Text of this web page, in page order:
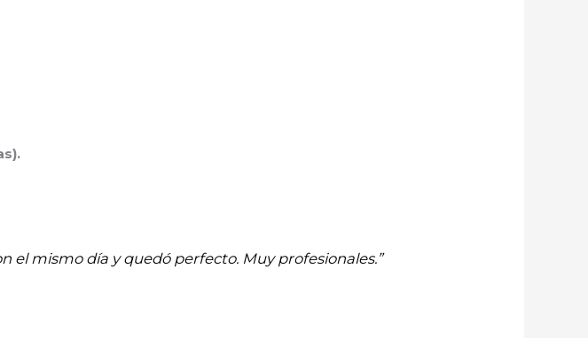
el mismo día y quedó perfecto. Muy profesionales.”